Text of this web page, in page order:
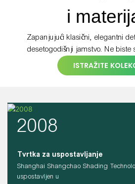
i
Zapanjujući klasični, elegantni
desetogodišnji jamstvo. Ne biste
ISTRAŽITE
2008
Tvrtka za uspostavljanje
Shanghai Shangchao Shading
uspostavljen u